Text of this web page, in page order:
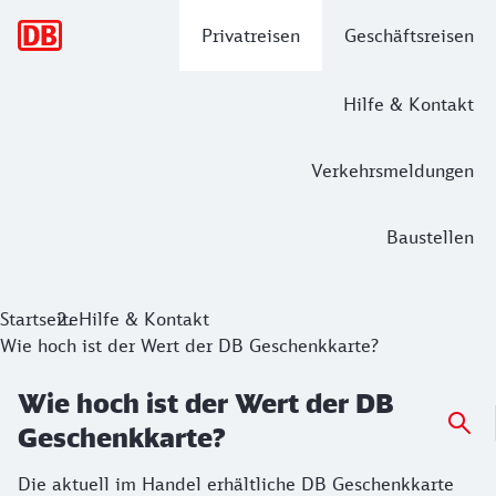
Privatreisen Geschäftsreisen
Hilfe & Kontakt
Verkehrsmeldungen
Baustellen
StartseiteHilfe & Kontakt
Wie hoch ist der Wert der DB Geschenkkarte?
Wie hoch ist der Wert der DB
Geschenkkarte?
Die aktuell im Handel erhältliche DB Geschenkkarte